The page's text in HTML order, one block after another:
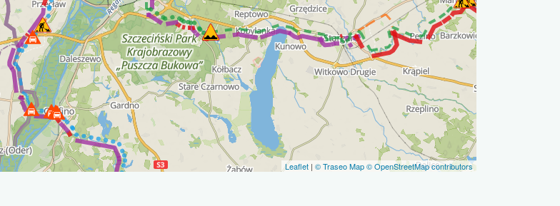
Leaflet | © Traseo Map© OpenStreetMap contributors